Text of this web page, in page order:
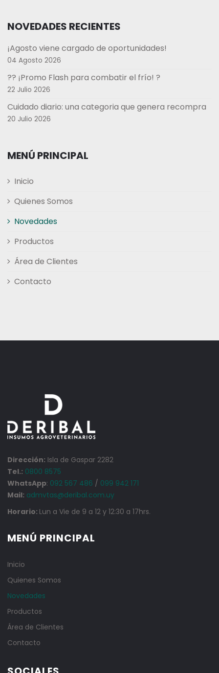
NOVEDADES RECIENTES
¡Agosto viene cargado de oportunidades!
04 Agosto 2026
?? ¡Promo Flash para combatir el frío! ?
22 Julio 2026
Cuidado diario: una categoria que genera recompra
20 Julio 2026
MENÚ PRINCIPAL
Inicio
Quienes Somos
Novedades
Productos
Área de Clientes
Contacto
Dirección: Isla de Gaspar 2282
Tel.: 0800 8575
WhatsApp: 092 567 486 / 099 942 171
Mail: admvtas@deribal.com.uy
Horario: Lun a Vie de 9 a 12 y 12:30 a 17hrs.
MENÚ PRINCIPAL
Inicio
Quienes Somos
Novedades
Productos
Área de Clientes
Contacto